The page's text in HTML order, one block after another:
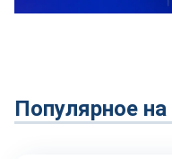
Популярное на